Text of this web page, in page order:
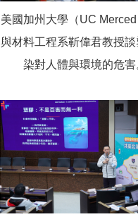
美國加州大學（UC
與材料工程系靳偉君教授
染對人體與環境的危害